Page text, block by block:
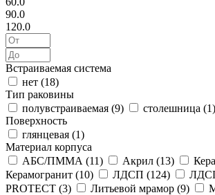
90.0
120.0
Встраиваемая система
нет (18)
Тип раковины
полувстраиваемая (9) столешница (1)
Поверхность
глянцевая (1)
Материал корпуса
АБС/ПММА (11) Акрил (13)
Керамогранит (10) ЛДСП (124)
PROTECT (3) Литьевой мрамор (9)